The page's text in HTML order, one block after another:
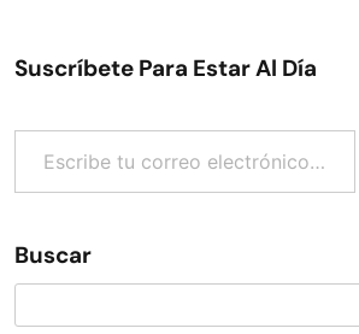
Suscríbete Para Estar Al Día
Escribe tu correo electrónico…
Buscar